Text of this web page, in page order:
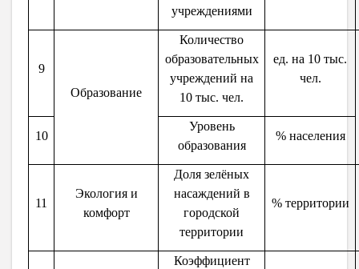
учреждениями
9
Образование
Количество
образовательных
учреждений на
10 тыс. чел.
ед. на 10 тыс.
чел.
10
Уровень
образования
% населения
11
Экология и
комфорт
Доля зелёных
насаждений в
городской
территории
% территории
Коэффициент